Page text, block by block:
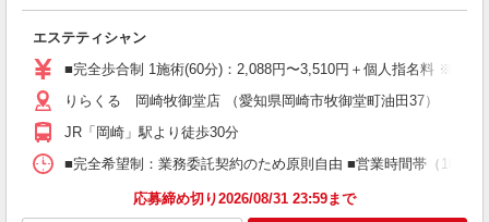
エステティシャン
■完全歩合制 1施術(60分)：2,088円〜3,510円＋個人指名料 ※個
りらくる 岡崎牧御堂店 （愛知県岡崎市牧御堂町油田37）
JR「岡崎」駅より徒歩30分
■完全希望制：業務委託契約のため原則自由 ■営業時間帯（
応募締め切り2026/08/31 23:59まで